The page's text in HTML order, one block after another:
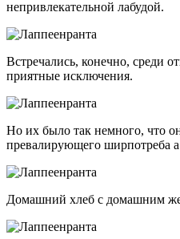
непривлекательной лабудой.
Встречались, конечно, среди
приятные исключения.
Но их было так немного, что
превалирующего ширпотреба а
Домашний хлеб с домашним